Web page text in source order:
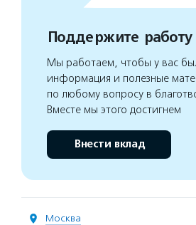
Поддержите
Мы работаем, чтобы у вас
информация и полезные
по любому вопросу в
Вместе мы этого достигнем
Внести вклад
Москва